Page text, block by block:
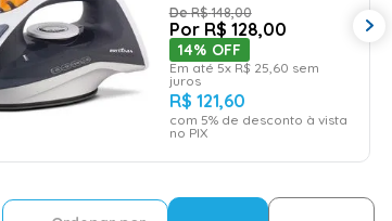
R$ 148,00
R$ 128,00
14% OFF
Em até 5x R$ 25,60 sem
juros
R$ 121,60
com 5% de desconto à vista
no PIX